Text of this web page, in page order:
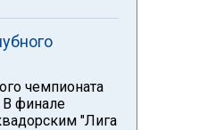
чемпионата
В финале
"Лига